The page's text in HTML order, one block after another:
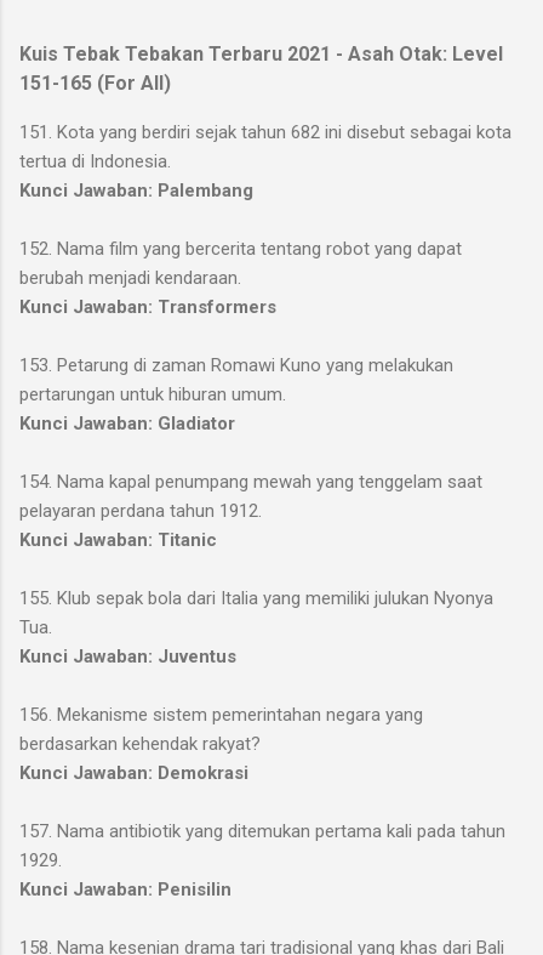
Kuis Tebak Tebakan Terbaru 2021 - Asah Otak: Level
151-165 (For All)
151. Kota yang berdiri sejak tahun 682 ini disebut sebagai kota
tertua di Indonesia.
Kunci Jawaban: Palembang
152. Nama film yang bercerita tentang robot yang dapat
berubah menjadi kendaraan.
Kunci Jawaban: Transformers
153. Petarung di zaman Romawi Kuno yang melakukan
pertarungan untuk hiburan umum.
Kunci Jawaban: Gladiator
154. Nama kapal penumpang mewah yang tenggelam saat
pelayaran perdana tahun 1912.
Kunci Jawaban: Titanic
155. Klub sepak bola dari Italia yang memiliki julukan Nyonya
Tua.
Kunci Jawaban: Juventus
156. Mekanisme sistem pemerintahan negara yang
berdasarkan kehendak rakyat?
Kunci Jawaban: Demokrasi
157. Nama antibiotik yang ditemukan pertama kali pada tahun
1929.
Kunci Jawaban: Penisilin
158. Nama kesenian drama tari tradisional yang khas dari Bali